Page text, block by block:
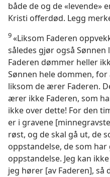
både de og de «levende»
Kristi offerdød. Legg
9«Liksom Faderen
således gjør også Sønnen
Faderen dømmer heller
Sønnen hele dommen,
liksom de ærer Faderen.
ærer ikke Faderen, som
ikke over dette! For den
er i gravene
røst, og de skal gå ut, de
oppstandelse, de som
oppstandelse. Jeg kan
jeg hører [av Faderen],